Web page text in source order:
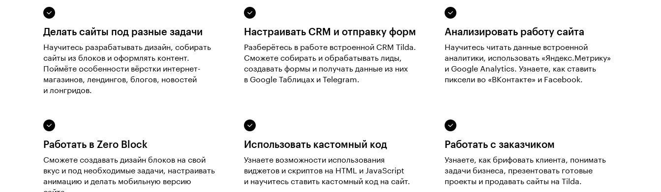
Делать сайты под разные задачи
Научитесь разрабатывать дизайн, собирать
сайты из блоков и оформлять контент.
Поймёте особенности вёрстки интернет-
магазинов, лендингов, блогов, новостей
и лонгридов.
Настраивать CRM и отправку форм
Разберётесь в работе встроенной CRM Tilda.
Сможете собирать и обрабатывать лиды,
создавать формы и получать данные из них
в Google Таблицах и Telegram.
Анализировать работу сайта
Научитесь читать данные встроенной
аналитики, использовать «Яндекс.Метрику»
и Google Analytics. Узнаете, как ставить
пиксели во «ВКонтакте» и Facebook.
Работать в Zero Block
Сможете создавать дизайн блоков на свой
вкус и под необходимые задачи, настраивать
анимацию и делать мобильную версию
Использовать кастомный код
Узнаете возможности использования
виджетов и скриптов на HTML и JavaScript
и научитесь ставить кастомный код на сайт.
Работать с заказчиком
Узнаете, как брифовать клиента, понимать
задачи бизнеса, презентовать готовые
проекты и продавать сайты на Tilda.